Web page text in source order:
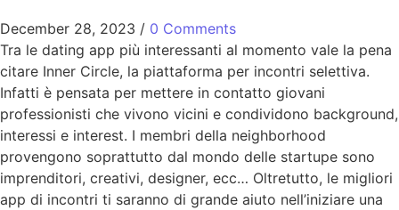
December 28, 2023 / 0 Comments
Tra le dating app più interessanti al momento vale la pena
citare Inner Circle, la piattaforma per incontri selettiva.
Infatti è pensata per mettere in contatto giovani
professionisti che vivono vicini e condividono background,
interessi e interest. I membri della neighborhood
provengono soprattutto dal mondo delle startupe sono
imprenditori, creativi, designer, ecc… Oltretutto, le migliori
app di incontri ti saranno di grande aiuto nell’iniziare una